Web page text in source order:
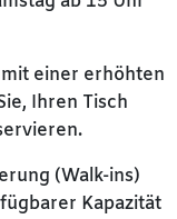
einer erhöhten
Ihren Tisch
(Walk-ins)
Kapazität